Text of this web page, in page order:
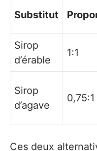
Substitut
Sirop
d’érable
1:1
Sirop
d’agave
0,75:1
Ces deux